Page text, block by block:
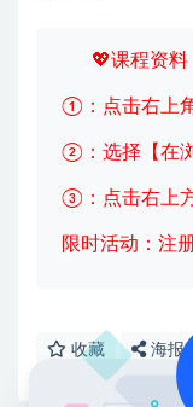
💖课程资
①：点击右上
②：选择【在
③：点击右
限时活动：注
收藏 海报